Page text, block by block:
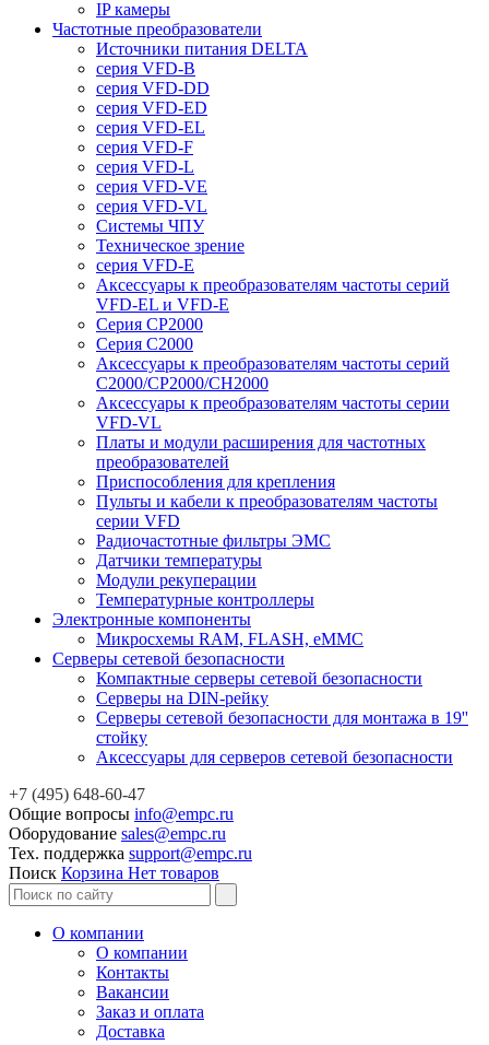
IP камеры
Частотные преобразователи
Источники питания DELTA
серия VFD-B
серия VFD-DD
серия VFD-ED
серия VFD-EL
серия VFD-F
серия VFD-L
серия VFD-VE
серия VFD-VL
Системы ЧПУ
Техническое зрение
серия VFD-E
Аксессуары к преобразователям частоты серий
VFD-EL и VFD-E
Серия CP2000
Серия C2000
Аксессуары к преобразователям частоты серий
С2000/CP2000/CH2000
Аксессуары к преобразователям частоты серии
VFD-VL
Платы и модули расширения для частотных
преобразователей
Приспособления для крепления
Пульты и кабели к преобразователям частоты
серии VFD
Радиочастотные фильтры ЭМС
Датчики температуры
Модули рекуперации
Температурные контроллеры
Электронные компоненты
Микросхемы RAM, FLASH, eMMC
Серверы сетевой безопасности
Компактные серверы сетевой безопасности
Серверы на DIN-рейку
Серверы сетевой безопасности для монтажа в 19''
стойку
Аксессуары для серверов сетевой безопасности
+7 (495) 648-60-47
Общие вопросы info@empc.ru
Оборудование sales@empc.ru
Тех. поддержка support@empc.ru
Поиск Корзина Нет товаров
О компании
О компании
Контакты
Вакансии
Заказ и оплата
Доставка